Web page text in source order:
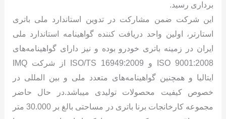
برداری رسید.
این شرکت ضمن مشاركت در تدوين استاندارد ملی باتری
استارتر، اولين واحد دريافت كننده گواهينامه استاندارد ملی
ایران در زمینه باتری خودرو بوده و نیز دارای گواهینامه‌های
ISO 9001:2008 و ISO/TS 16949:2009 از شركت IMQ
ايتاليا و همچنین گواهينامه‌های متعدد ملی و بين المللی در
خصوص كيفيت محصولات تولیدی میباشد.در حال حاضر
مجموعه کارخانجات برنا باتری در مساحتی بالغ بر 30.000 متر